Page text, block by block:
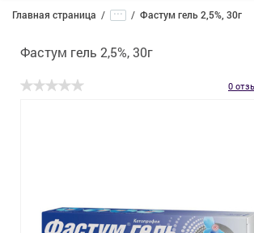
Москва→
12 аптек
Регистрация
Доставка и оплата
Косметика
Главная страница ... Фастум гель 2,5%, 30г
Фастум гель 2,5%, 30г
0